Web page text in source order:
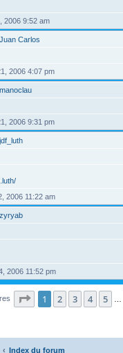
2006 9:52 am
Juan Carlos
2006 4:07 pm
manoclau
2006 9:31 pm
jdf_luth
2006 11:22 am
zyryab
2006 11:52 pm
Page 1sur177
1 2 3 4 5
Index du forum